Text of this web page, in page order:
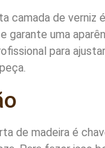
camada de verniz
garante uma
para
de madeira é